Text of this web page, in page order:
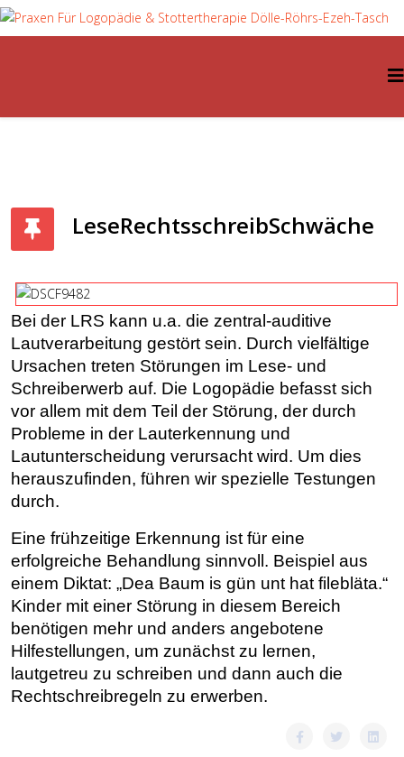
LeseRechtsschreibSchwäche
Bei der LRS kann u.a. die zentral-auditive
Lautverarbeitung gestört sein. Durch vielfältige
Ursachen treten Störungen im Lese- und
Schreiberwerb auf. Die Logopädie befasst sich
vor allem mit dem Teil der Störung, der durch
Probleme in der Lauterkennung und
Lautunterscheidung verursacht wird. Um dies
herauszufinden, führen wir spezielle Testungen
durch.
Eine frühzeitige Erkennung ist für eine
erfolgreiche Behandlung sinnvoll. Beispiel aus
einem Diktat: „Dea Baum is gün unt hat filebläta.“
Kinder mit einer Störung in diesem Bereich
benötigen mehr und anders angebotene
Hilfestellungen, um zunächst zu lernen,
lautgetreu zu schreiben und dann auch die
Rechtschreibregeln zu erwerben.